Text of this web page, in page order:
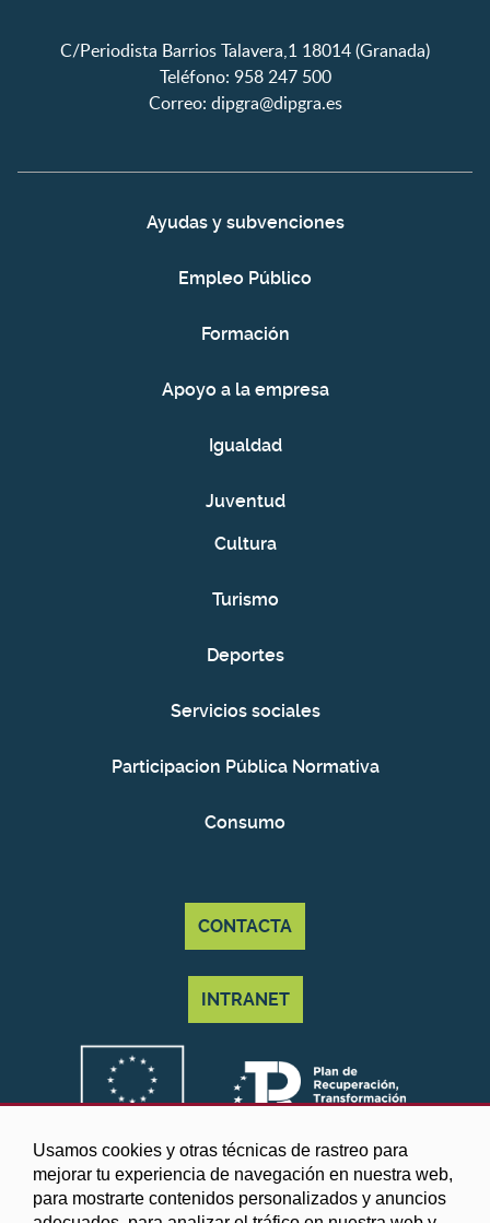
Usamos cookies y otras técnicas de rastreo para
mejorar tu experiencia de navegación en nuestra web,
para mostrarte contenidos personalizados y anuncios
C/Periodista Barrios Talavera,1 18014 (Granada)
Teléfono: 958 247 500
Correo: dipgra@dipgra.es
Ayudas y subvenciones
Empleo Público
Formación
Apoyo a la empresa
Igualdad
Juventud
Cultura
Turismo
Deportes
Servicios sociales
Participacion Pública Normativa
Consumo
CONTACTA
INTRANET